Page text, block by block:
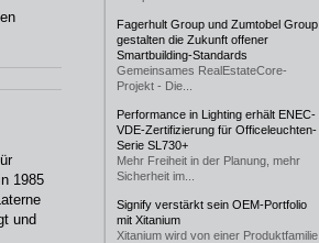
1985
und
Fagerhult Group und Zumtobel Group
gestalten die Zukunft offener
Smartbuilding-Standards
Gemeinsames RealEstateCore-
Projekt - Die...
Performance in Lighting erhält ENEC-
VDE-Zertifizierung für Officeleuchten-
Serie SL730+
Mehr Freiheit in der Planung, mehr
Sicherheit im...
Signify verstärkt sein OEM-Portfolio
mit Xitanium
Xitanium wird von einer Produktfamilie